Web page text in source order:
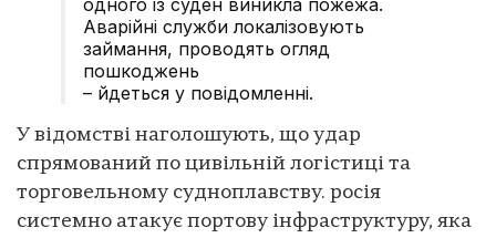
Аварійні служби локалізовують
займання, проводять огляд
пошкоджень
– йдеться у повідомленні.
У відомстві наголошують, що удар
спрямований по цивільній логістиці та
торговельному судноплавству. росія
системно атакує портову інфраструктуру, яка